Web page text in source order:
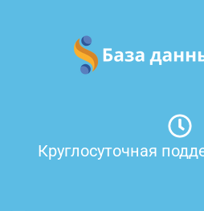
содержимому
Круглосуточная